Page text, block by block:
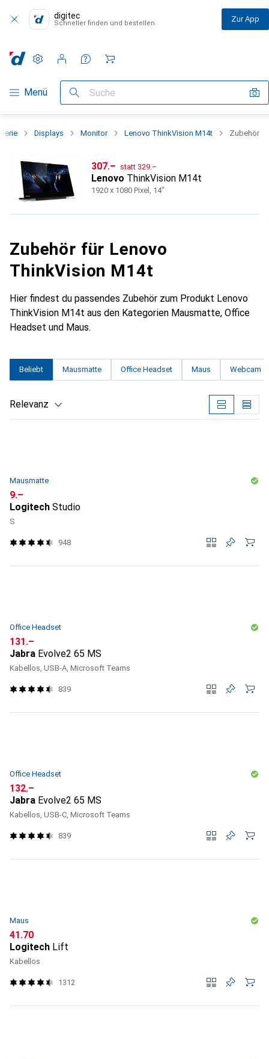
digitec
Schneller finden und bestellen Zur App
Navigation nach Kategorien
Menü Suche
Einstellungen
Kundenkonto
Vergleichslisten
Merklisten
Warenkorb
Displays Monitor Lenovo ThinkVision M14t Zubehör
CHF
307.– statt CHF
329.–
Lenovo ThinkVision M14t
1920 x 1080 Pixel, 14"
Zubehör für Lenovo
ThinkVision M14t
Hier findest du passendes Zubehör zum Produkt Lenovo
ThinkVision M14t aus den Kategorien Mausmatte, Office
Headset und Maus.
Beliebt Mausmatte Office Headset Maus Webcam
Relevanz
Mausmatte
CHF
9.–
Logitech Studio
S
948
Office Headset
CHF
131.–
Jabra Evolve2 65 MS
Kabellos, USB-A, Microsoft Teams
839
Office Headset
CHF
132.–
Jabra Evolve2 65 MS
Kabellos, USB-C, Microsoft Teams
839
Maus
CHF
41.70
Logitech Lift
Kabellos
1312